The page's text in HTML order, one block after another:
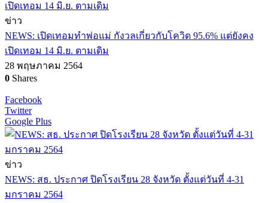
ข่าว
NEWS: เปิดเทอมทำพ่อแม่ กังวลเกี่ยวกับโควิด 95.6% แต่ยังคง
เปิดเทอม 14 มิ.ย. ตามเดิม
28 พฤษภาคม 2564
0 Shares
Facebook
Twitter
Google Plus
ข่าว
NEWS: สธ. ประกาศ ปิดโรงเรียน 28 จังหวัด ตั้งแต่วันที่ 4-31
มกราคม 2564